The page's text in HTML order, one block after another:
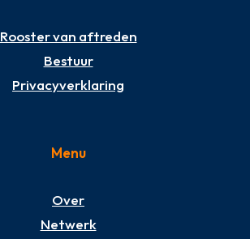
Rooster van aftreden
Bestuur
Privacyverklaring
Menu
Over
Netwerk